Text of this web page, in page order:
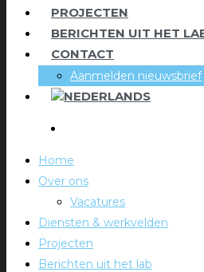
PROJECTEN
BERICHTEN UIT HET
CONTACT
Aanmelden nieuwsbrief
Home
Over ons
Vacatures
Diensten & werkvelden
Projecten
Berichten uit het lab